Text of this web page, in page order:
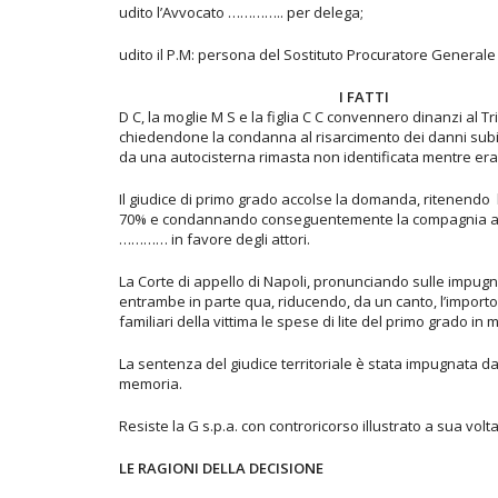
udito l’Avvocato ………….. per delega;
udito il P.M: persona del Sostituto Procuratore
I FATTI
D C, la moglie M S e la figlia C C convennero dinanzi al
chiedendone la condanna al risarcimento dei danni
da una autocisterna rimasta non identificata mentre
Il giudice di primo grado accolse la domanda,
70% e condannando conseguentemente la compagnia
………… in favore degli attori.
La Corte di appello di Napoli, pronunciando sulle
entrambe in parte qua, riducendo, da un canto,
familiari della vittima le spese di lite del primo grado
La sentenza del giudice territoriale è stata impugnata
memoria.
Resiste la G s.p.a. con controricorso illustrato a sua
LE RAGIONI DELLA DECISIONE